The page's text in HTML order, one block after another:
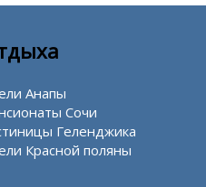
Анапы
Сочи
Геленджика
Красной поляны